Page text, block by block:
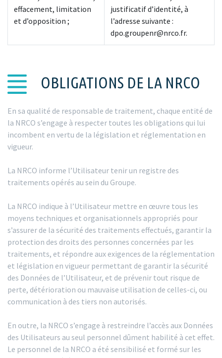
effacement, limitation
et d’opposition ;
justificatif d’identité, à
l’adresse suivante :
dpo.groupenr@nrco.fr.
OBLIGATIONS DE LA NRCO
En sa qualité de responsable de traitement, chaque entité de
la NRCO s’engage à respecter toutes les obligations qui lui
incombent en vertu de la législation et réglementation en
vigueur.
La NRCO informe l’Utilisateur tenir un registre des
traitements opérés au sein du Groupe.
La NRCO indique à l’Utilisateur mettre en œuvre tous les
moyens techniques et organisationnels appropriés pour
s’assurer de la sécurité des traitements effectués, garantir la
protection des droits des personnes concernées par les
traitements, et répondre aux exigences de la réglementation
et législation en vigueur permettant de garantir la sécurité
des Données de l’Utilisateur, et de prévenir tout risque de
perte, détérioration ou mauvaise utilisation de celles-ci, ou
communication à des tiers non autorisés.
En outre, la NRCO s’engage à restreindre l’accès aux Données
des Utilisateurs au seul personnel dûment habilité à cet effet.
Le personnel de la NRCO a été sensibilisé et formé sur les